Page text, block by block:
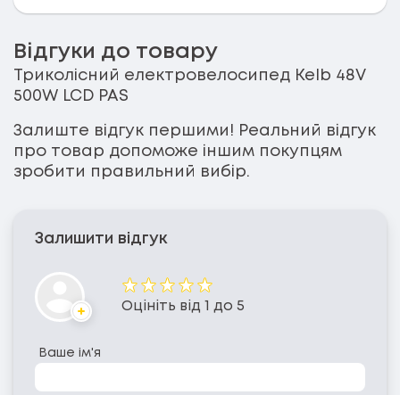
Відгуки до товару
Триколісний електровелосипед Kelb 48V
500W LCD PAS
Залиште відгук першими! Реальний відгук
про товар допоможе іншим покупцям
зробити правильний вибір.
Залишити відгук
Аватар
Оцінка
Оцініть від 1 до 5
Ваше ім'я